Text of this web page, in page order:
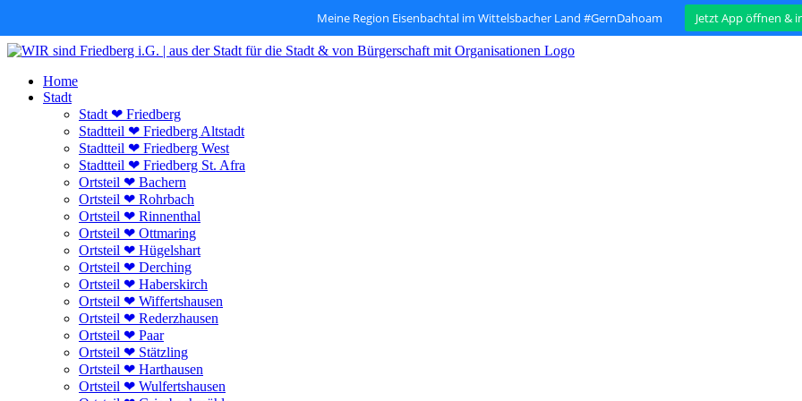
Meine Region Eisenbachtal im Wittelsbacher Land #GernDahoam Jetzt App öffnen &
Zum
springenHome
Stadt
Stadt ❤ Friedberg
Stadtteil ❤ Friedberg Altstadt
Stadtteil ❤ Friedberg West
Stadtteil ❤ Friedberg St. Afra
Ortsteil ❤ Bachern
Ortsteil ❤ Rohrbach
Ortsteil ❤ Rinnenthal
Ortsteil ❤ Ottmaring
Ortsteil ❤ Hügelshart
Ortsteil ❤ Derching
Ortsteil ❤ Haberskirch
Ortsteil ❤ Wiffertshausen
Ortsteil ❤ Rederzhausen
Ortsteil ❤ Paar
Ortsteil ❤ Stätzling
Ortsteil ❤ Harthausen
Ortsteil ❤ Wulfertshausen